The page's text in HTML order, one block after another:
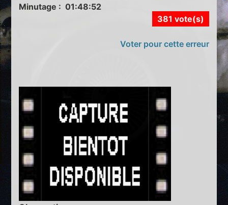
Minutage : 01:48:52
381 vote(s)
Voter pour cette erreur